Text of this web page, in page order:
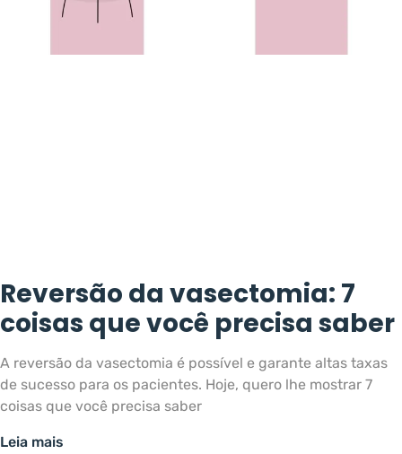
Reversão da vasectomia: 7
coisas que você precisa saber
A reversão da vasectomia é possível e garante altas taxas
de sucesso para os pacientes. Hoje, quero lhe mostrar 7
coisas que você precisa saber
Leia mais